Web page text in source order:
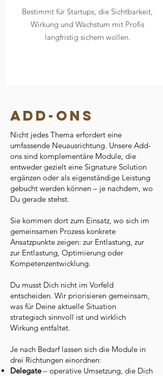
Bestimmt für Startups, die Sichtbarkeit,
Wirkung und Wachstum mit Profis
langfristig sichern wollen.
add-ons
Nicht jedes Thema erfordert eine
umfassende Neuausrichtung. Unsere Add-
ons sind komplementäre Module, die
entweder gezielt eine Signature Solution
ergänzen oder als eigenständige Leistung
gebucht werden können – je nachdem, wo
Du gerade stehst.
Sie kommen dort zum Einsatz, wo sich im
gemeinsamen Prozess konkrete
Ansatzpunkte zeigen: zur Entlastung, zur
zur Entlastung, Optimierung oder
Kompetenzentwicklung.
Du musst Dich nicht im Vorfeld
entscheiden. Wir priorisieren gemeinsam,
was für Deine aktuelle Situation
strategisch sinnvoll ist und wirklich
Wirkung entfaltet.
Je nach Bedarf lassen sich die Module in
drei Richtungen einordnen:
Delegate– operative Umsetzung, die Dich